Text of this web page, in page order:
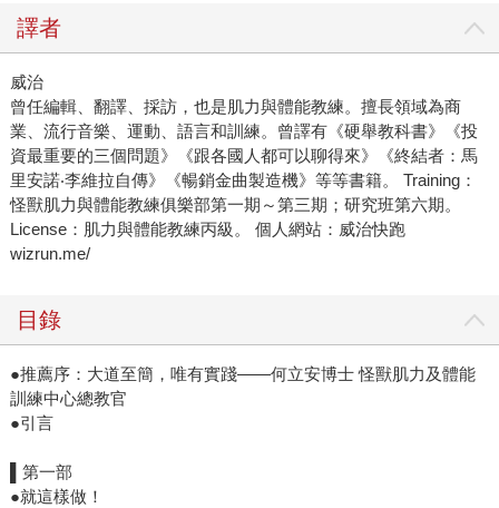
譯者
威治
曾任編輯、翻譯、採訪，也是肌力與體能教練。擅長領域為商
業、流行音樂、運動、語言和訓練。曾譯有《硬舉教科書》《投
資最重要的三個問題》《跟各國人都可以聊得來》《終結者：馬
里安諾‧李維拉自傳》《暢銷金曲製造機》等等書籍。 Training：
怪獸肌力與體能教練俱樂部第一期～第三期；研究班第六期。
License：肌力與體能教練丙級。 個人網站：威治快跑
wizrun.me/
目錄
●推薦序：大道至簡，唯有實踐——何立安博士 怪獸肌力及體能
訓練中心總教官
●引言
▌第一部
●就這樣做！